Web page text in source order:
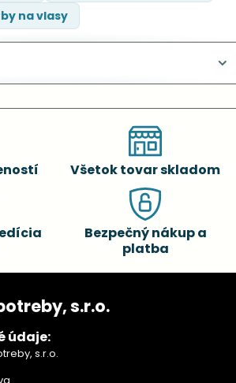
na vlasy
Všetok tovar skladom
Bezpečný nákup a
platba
s.r.o.
údaje:
s.r.o.